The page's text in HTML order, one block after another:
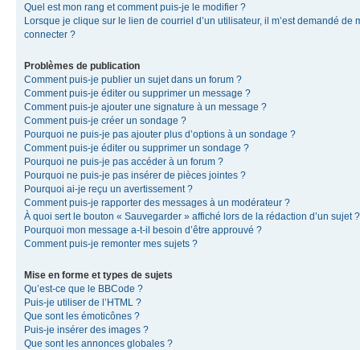
Quel est mon rang et comment puis-je le modifier ?
Lorsque je clique sur le lien de courriel d’un utilisateur, il m’est demandé de
connecter ?
Problèmes de publication
Comment puis-je publier un sujet dans un forum ?
Comment puis-je éditer ou supprimer un message ?
Comment puis-je ajouter une signature à un message ?
Comment puis-je créer un sondage ?
Pourquoi ne puis-je pas ajouter plus d’options à un sondage ?
Comment puis-je éditer ou supprimer un sondage ?
Pourquoi ne puis-je pas accéder à un forum ?
Pourquoi ne puis-je pas insérer de pièces jointes ?
Pourquoi ai-je reçu un avertissement ?
Comment puis-je rapporter des messages à un modérateur ?
À quoi sert le bouton « Sauvegarder » affiché lors de la rédaction d’un sujet ?
Pourquoi mon message a-t-il besoin d’être approuvé ?
Comment puis-je remonter mes sujets ?
Mise en forme et types de sujets
Qu’est-ce que le BBCode ?
Puis-je utiliser de l’HTML ?
Que sont les émoticônes ?
Puis-je insérer des images ?
Que sont les annonces globales ?